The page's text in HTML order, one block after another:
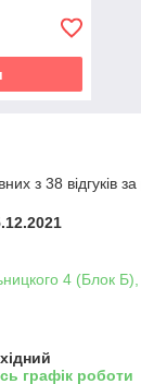
з 38 відгуків за
4 (Блок Б),
графік роботи